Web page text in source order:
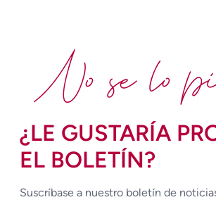
¿LE GUSTARÍA
EL BOLETÍN?
Suscríbase a nuestro boletín de
No se lo